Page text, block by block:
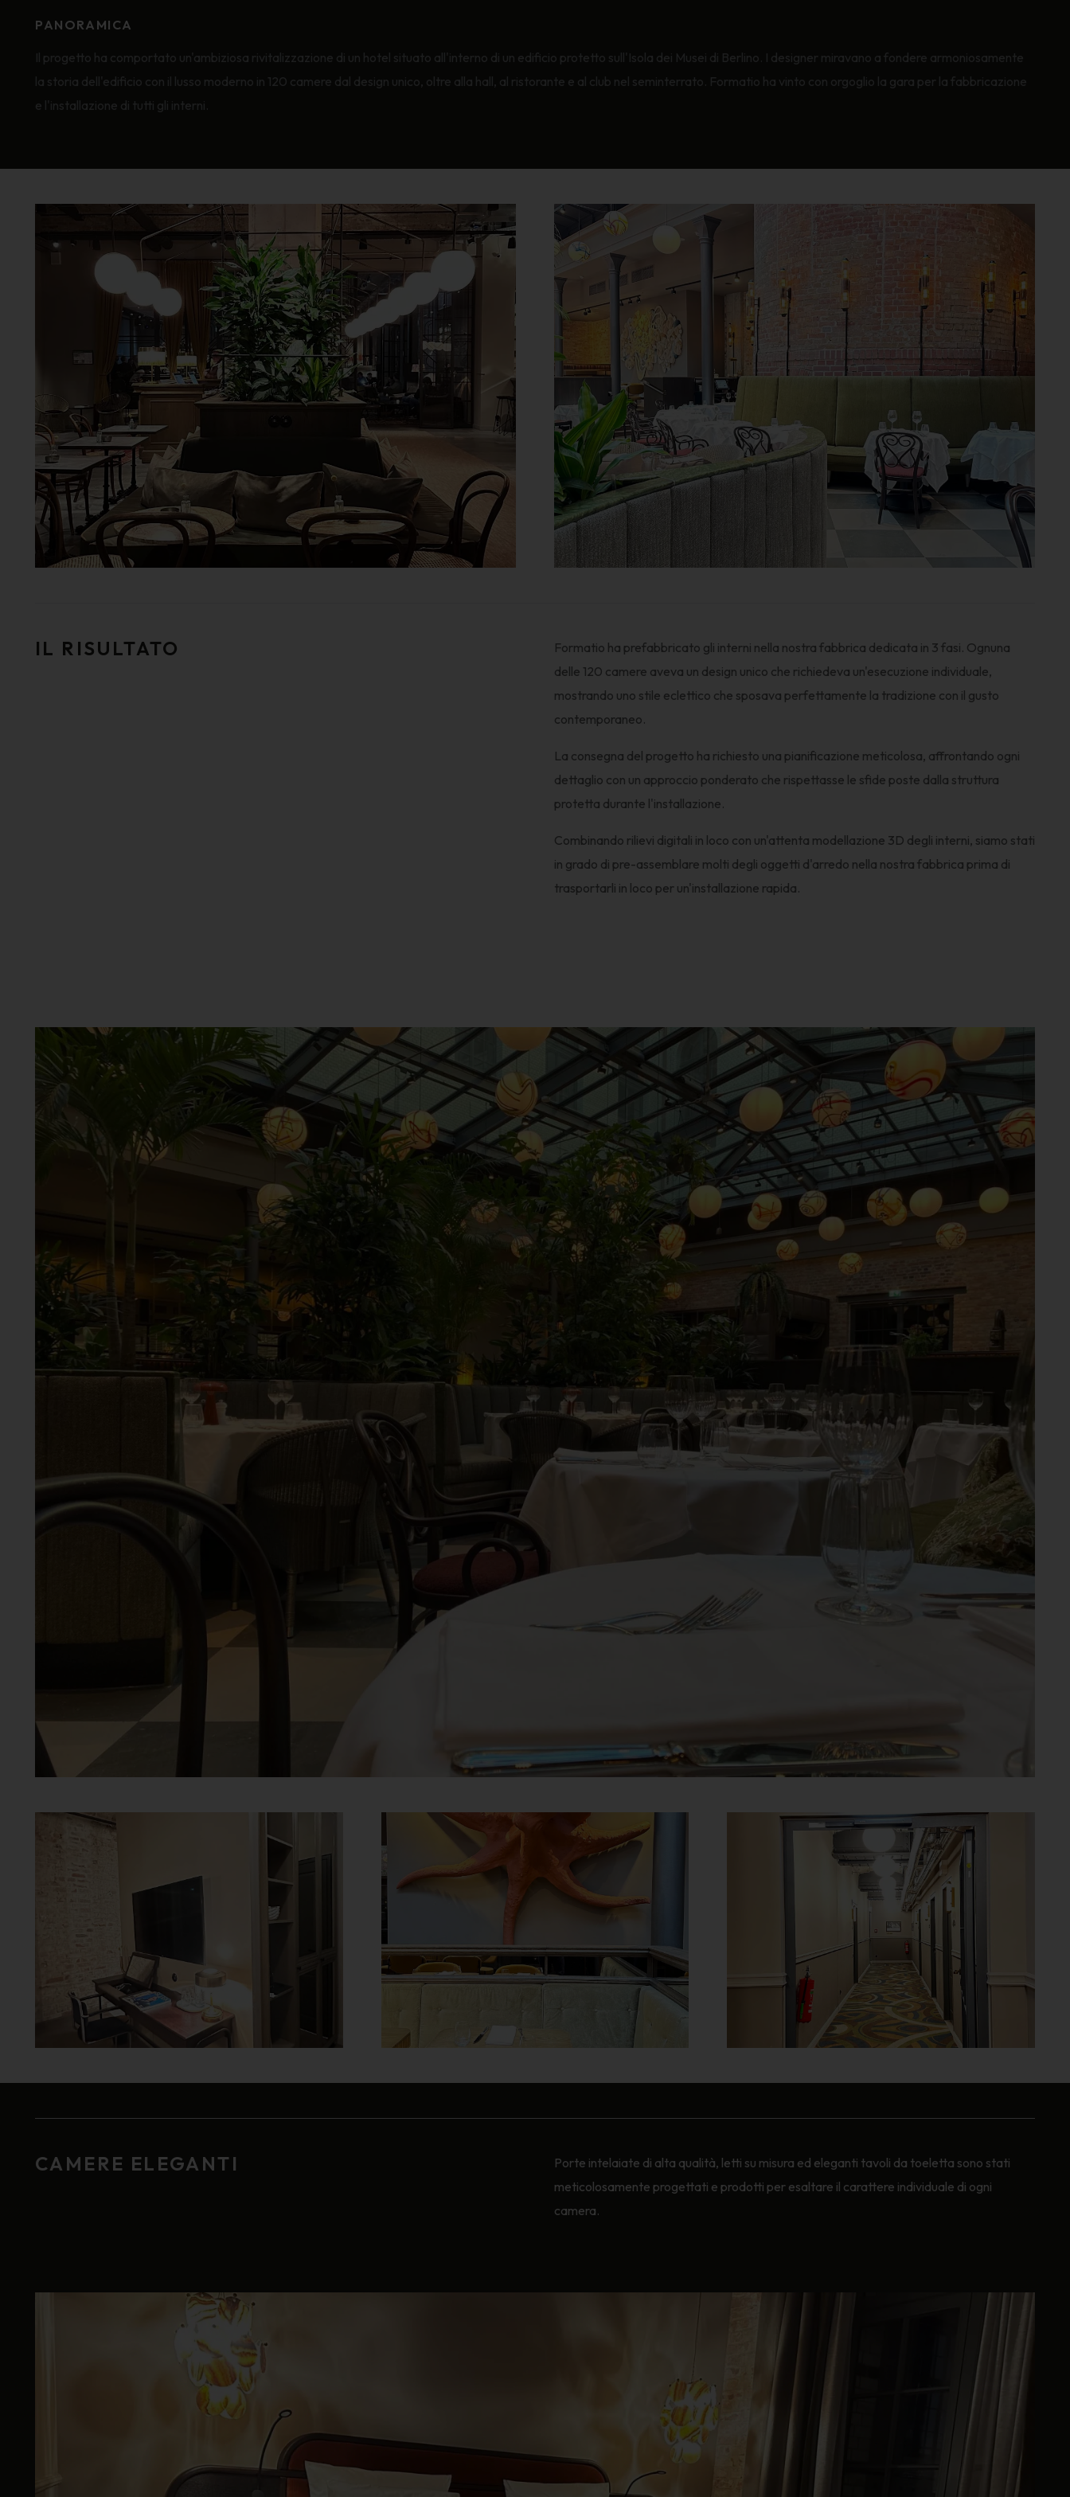
PANORAMICA
Il progetto ha comportato un'ambiziosa rivitalizzazione di un hotel situato all'interno di un edificio protetto sull'Isola dei Musei di Berlino. I designer miravano a fondere armoniosamente
la storia dell'edificio con il lusso moderno in 120 camere dal design unico, oltre alla hall, al ristorante e al club nel seminterrato. Formatio ha vinto con orgoglio la gara per la fabbricazione
e l'installazione di tutti gli interni.
IL RISULTATO
Formatio ha prefabbricato gli interni nella nostra fabbrica dedicata in 3 fasi. Ognuna
delle 120 camere aveva un design unico che richiedeva un'esecuzione individuale,
mostrando uno stile eclettico che sposava perfettamente la tradizione con il gusto
contemporaneo.
La consegna del progetto ha richiesto una pianificazione meticolosa, affrontando ogni
dettaglio con un approccio ponderato che rispettasse le sfide poste dalla struttura
protetta durante l'installazione.
Combinando rilievi digitali in loco con un'attenta modellazione 3D degli interni, siamo stati
in grado di pre-assemblare molti degli oggetti d'arredo nella nostra fabbrica prima di
trasportarli in loco per un'installazione rapida.
CAMERE ELEGANTI
Porte intelaiate di alta qualità, letti su misura ed eleganti tavoli da toeletta sono stati
meticolosamente progettati e prodotti per esaltare il carattere individuale di ogni
camera.